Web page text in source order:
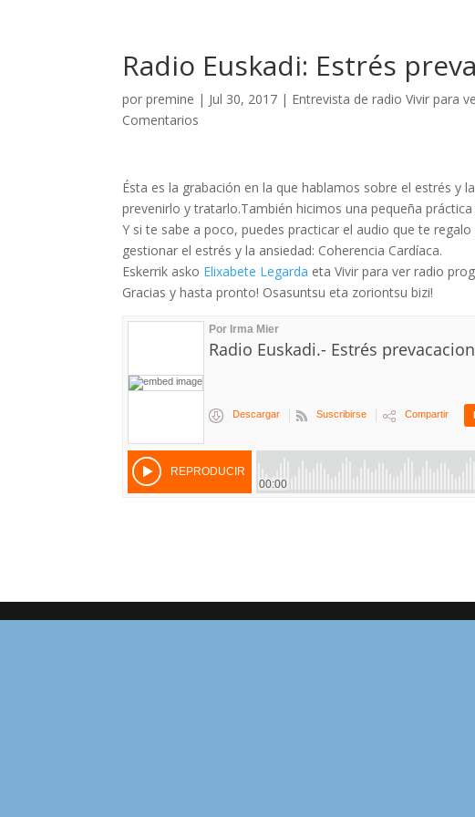
Radio Euskadi: Estrés
porpremine | Jul 30, 2017 | Entrevista de radio Vivir para
Comentarios
Ésta es la grabación en la que hablamos sobre el estrés y
prevenirlo y tratarlo.También hicimos una pequeña
Y si te sabe a poco, puedes practicar el audio que te
gestionar el estrés y la ansiedad: Coherencia Cardíaca.
Eskerrik asko Elixabete Legarda eta Vivir para ver radio
Gracias y hasta pronto! Osasuntsu eta zoriontsu bizi!